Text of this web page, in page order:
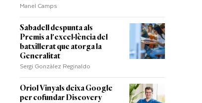
Manel Camps
Sabadell despunta als
Premis a l'excel·lència del
batxillerat que atorga la
Generalitat
Sergi Gonzàlez Reginaldo
Oriol Vinyals deixa Google
per cofundar Discovery